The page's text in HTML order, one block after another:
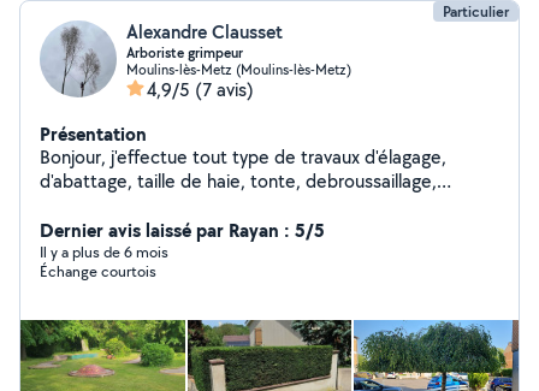
Particulier
Alexandre Clausset
Arboriste grimpeur
Moulins-lès-Metz (Moulins-lès-Metz)
4,9/5 (7 avis)
Présentation
Bonjour, j'effectue tout type de travaux d'élagage,
d'abattage, taille de haie, tonte, debroussaillage,
Dernier avis laissé par Rayan : 5/5
Il y a plus de 6 mois
Échange courtois